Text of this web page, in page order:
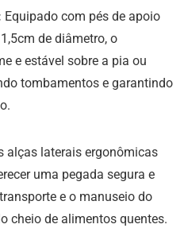
Equipado com pés de apoio
de diâmetro, o
e estável sobre a pia ou
tombamentos e garantindo
alças laterais ergonômicas
uma pegada segura e
e o manuseio do
cheio de alimentos quentes.